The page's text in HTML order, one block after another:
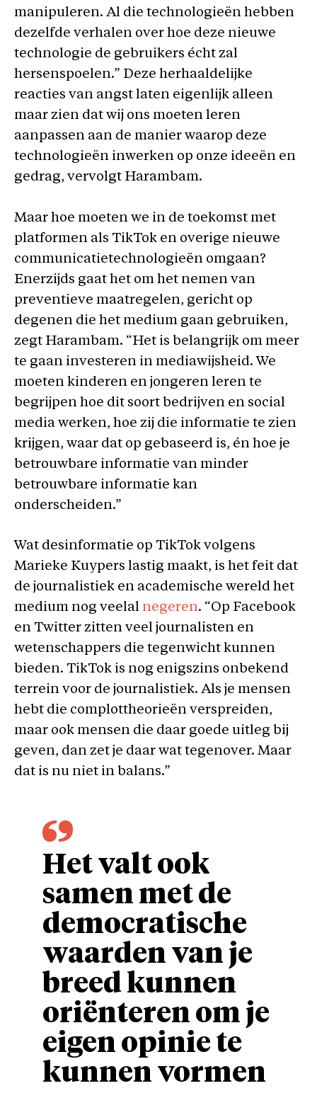
manipuleren. Al die technologieën hebben
dezelfde verhalen over hoe deze nieuwe
technologie de gebruikers écht zal
hersenspoelen.” Deze herhaaldelijke
reacties van angst laten eigenlijk alleen
maar zien dat wij ons moeten leren
aanpassen aan de manier waarop deze
technologieën inwerken op onze ideeën en
gedrag, vervolgt Harambam.
Maar hoe moeten we in de toekomst met
platformen als TikTok en overige nieuwe
communicatietechnologieën omgaan?
Enerzijds gaat het om het nemen van
preventieve maatregelen, gericht op
degenen die het medium gaan gebruiken,
zegt Harambam. “Het is belangrijk om meer
te gaan investeren in mediawijsheid. We
moeten kinderen en jongeren leren te
begrijpen hoe dit soort bedrijven en social
media werken, hoe zij die informatie te zien
krijgen, waar dat op gebaseerd is, én hoe je
betrouwbare informatie van minder
betrouwbare informatie kan
onderscheiden.”
Wat desinformatie op TikTok volgens
Marieke Kuypers lastig maakt, is het feit dat
de journalistiek en academische wereld het
medium nog veelal negeren. “Op Facebook
en Twitter zitten veel journalisten en
wetenschappers die tegenwicht kunnen
bieden. TikTok is nog enigszins onbekend
terrein voor de journalistiek. Als je mensen
hebt die complottheorieën verspreiden,
maar ook mensen die daar goede uitleg bij
geven, dan zet je daar wat tegenover. Maar
dat is nu niet in balans.”
Het valt ook
samen met de
democratische
waarden van je
breed kunnen
oriënteren om je
eigen opinie te
kunnen vormen